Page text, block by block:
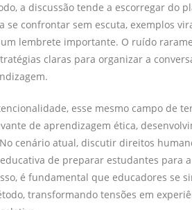
a discussão tende a escorregar do
se confrontar sem escuta, exemplos
lembrete importante. O ruído
claras para organizar a
esse mesmo campo de
de aprendizagem ética,
cenário atual, discutir direitos
de preparar estudantes para
é fundamental que educadores se
transformando tensões em